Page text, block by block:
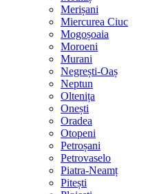
Merișani
Miercurea Ciuc
Mogoșoaia
Moroeni
Murani
Negrești-Oaș
Neptun
Oltenița
Onești
Oradea
Otopeni
Petroșani
Petrovaselo
Piatra-Neamț
Pitești